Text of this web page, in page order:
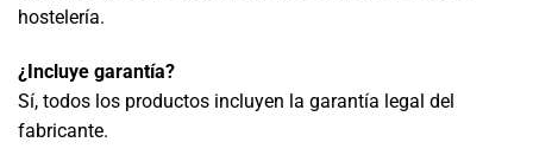
hostelería.
¿Incluye garantía?
Sí, todos los productos incluyen la garantía legal del
fabricante.